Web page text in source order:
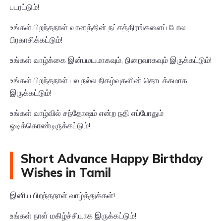
படரட்டும்!
உங்கள் பிறந்தநாள் வானத்தின் நட்சத்திரங்களைப் போல
பிரகாசிக்கட்டும்!
உங்கள் வாழ்க்கை இன்பமயமாகவும், நிறைவாகவும் இருக்கட்டும்!
உங்கள் பிறந்தநாள் பல நல்ல நிகழ்வுகளின் தொடக்கமாக
இருக்கட்டும்!
உங்கள் வாழ்வில் சந்தோஷம் என்ற நதி எப்போதும்
ஓடிக்கொண்டிருக்கட்டும்!
Short Advance Happy Birthday
Wishes in Tamil
இனிய பிறந்தநாள் வாழ்த்துக்கள்!
உங்கள் நாள் மகிழ்ச்சியாக இருக்கட்டும்!